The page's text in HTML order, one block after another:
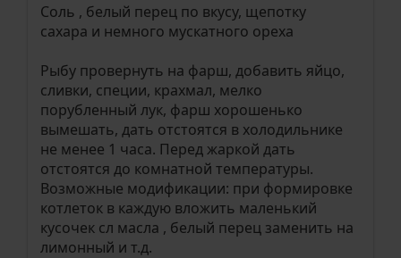
Соль , белый перец по вкусу, щепотку
сахара и немного мускатного ореха
Рыбу провернуть на фарш, добавить яйцо,
сливки, специи, крахмал, мелко
порубленный лук, фарш хорошенько
вымешать, дать отстоятся в холодильнике
не менее 1 часа. Перед жаркой дать
отстоятся до комнатной температуры.
Возможные модификации: при формировке
котлеток в каждую вложить маленький
кусочек сл масла , белый перец заменить на
лимонный и т.д.